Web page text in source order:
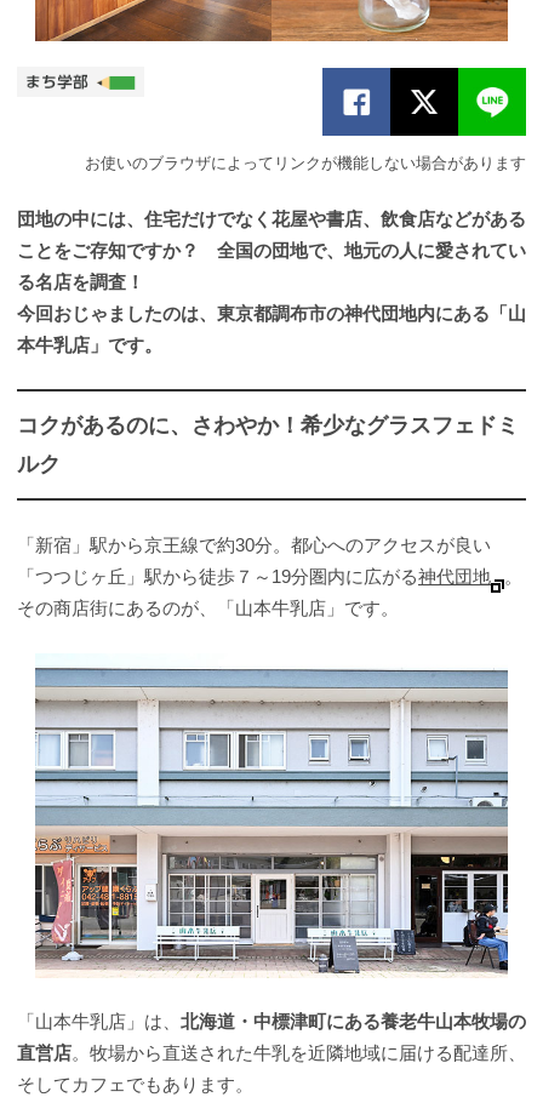
お使いのブラウザによってリンクが機能しない場合があります
団地の中には、住宅だけでなく花屋や書店、飲食店などがある
ことをご存知ですか？ 全国の団地で、地元の人に愛されてい
る名店を調査！
今回おじゃましたのは、東京都調布市の神代団地内にある「山
本牛乳店」です。
コクがあるのに、さわやか！希少なグラスフェドミ
ルク
「新宿」駅から京王線で約30分。都心へのアクセスが良い
「つつじヶ丘」駅から徒歩７～19分圏内に広がる神代団地
。
その商店街にあるのが、「山本牛乳店」です。
「山本牛乳店」は、 北海道・中標津町にある養老牛山本牧場の
直営店。牧場から直送された牛乳を近隣地域に届ける配達所、
そしてカフェでもあります。